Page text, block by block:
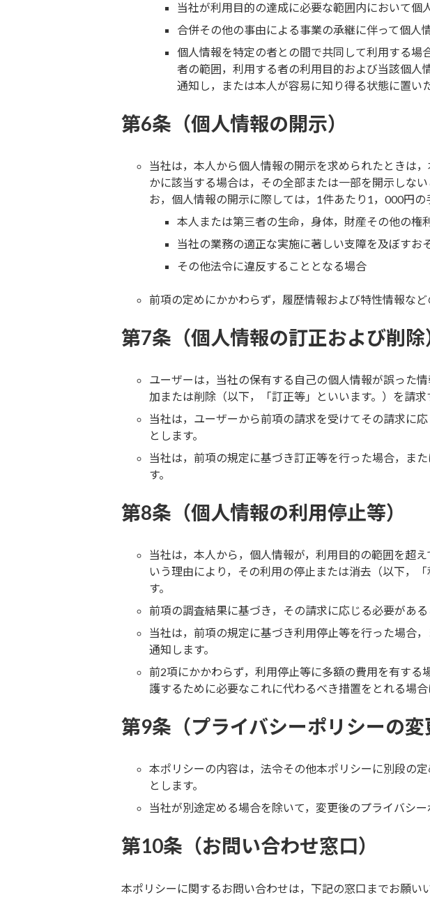
当社が利用目的の達成に必要な範囲内において
合併その他の事由による事業の承継に伴って個人
個人情報を特定の者との間で共同して利用する場
者の範囲，利用する者の利用目的および当該個
通知し，または本人が容易に知り得る状態に置い
第6条（個人情報の開示）
当社は，本人から個人情報の開示を求められたときは
かに該当する場合は，その全部または一部を開示しな
お，個人情報の開示に際しては，1件あたり1，000円の
本人または第三者の生命，身体，財産その他の権
当社の業務の適正な実施に著しい支障を及ぼすお
その他法令に違反することとなる場合
前項の定めにかかわらず，履歴情報および特性情報な
第7条（個人情報の訂正および削除
ユーザーは，当社の保有する自己の個人情報が誤った
加または削除（以下，「訂正等」といいます。）を請求
当社は，ユーザーから前項の請求を受けてその請求に
とします。
当社は，前項の規定に基づき訂正等を行った場合，ま
す。
第8条（個人情報の利用停止等）
当社は，本人から，個人情報が，利用目的の範囲を超
いう理由により，その利用の停止または消去（以下，
す。
前項の調査結果に基づき，その請求に応じる必要があ
当社は，前項の規定に基づき利用停止等を行った場合
通知します。
前2項にかかわらず，利用停止等に多額の費用を有す
護するために必要なこれに代わるべき措置をとれる場
第9条（プライバシーポリシーの変
本ポリシーの内容は，法令その他本ポリシーに別段の
とします。
当社が別途定める場合を除いて，変更後のプライバシ
第10条（お問い合わせ窓口）
本ポリシーに関するお問い合わせは，下記の窓口までお願い